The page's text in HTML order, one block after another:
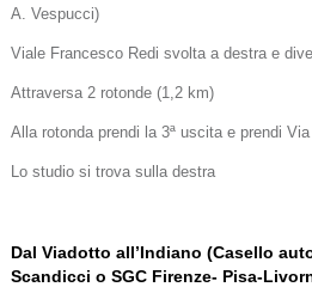
A. Vespucci)
Viale Francesco Redi svolta a destra e
Attraversa 2 rotonde (1,2 km)
Alla rotonda prendi la 3ª uscita e prendi
Lo studio si trova sulla destra
Dal Viadotto all’Indiano (Casello
Scandicci o SGC Firenze- Pisa-